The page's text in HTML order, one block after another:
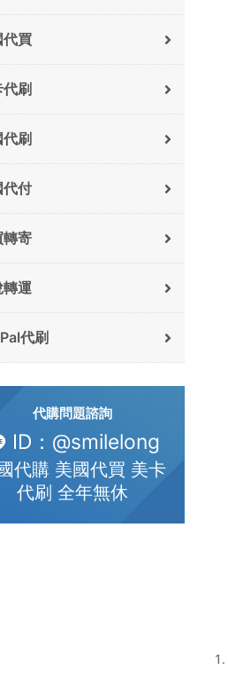
代買
刷
刷
代付
轉寄
轉運
代刷
代購問題諮詢
ID：@smilelong
代購 美國代買 美卡
代刷 全年無休